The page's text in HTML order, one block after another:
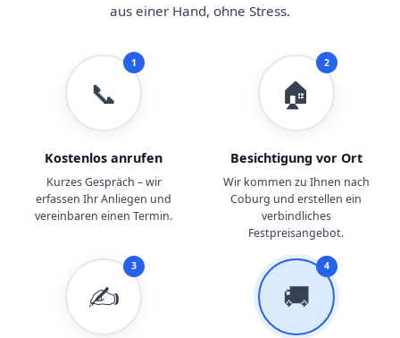
aus einer Hand, ohne Stress.
📞
1
Kostenlos anrufen
Kurzes Gespräch – wir
erfassen Ihr Anliegen und
vereinbaren einen Termin.
🏠
2
Besichtigung vor Ort
Wir kommen zu Ihnen nach
Coburg und erstellen ein
verbindliches
Festpreisangebot.
✍️
3
🚚
4